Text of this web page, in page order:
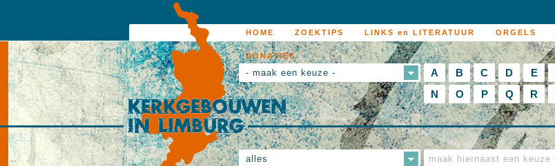
HOME ZOEKTIPS LINKS en LITERATUUR ORGELS
DONATIES
- maak een keuze - A B C D E
N
O P Q R
alles